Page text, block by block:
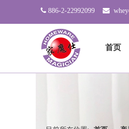
 886-2-22992099 
首页